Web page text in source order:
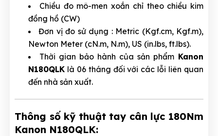
Chiều đo mô-men xoắn chỉ theo chiều kim
đồng hồ (CW)
Đơn vị đo sử dụng : Metric (Kgf.cm, Kgf.m),
Newton Meter (cN.m, N.m), US (in.lbs, ft.lbs).
Thời gian bảo hành của sản phẩm Kanon
N180QLK là 06 tháng đối với các lỗi liên quan
đến nhà sản xuất.
Thông số kỹ thuật tay cân lực 180Nm
Kanon N180QLK: